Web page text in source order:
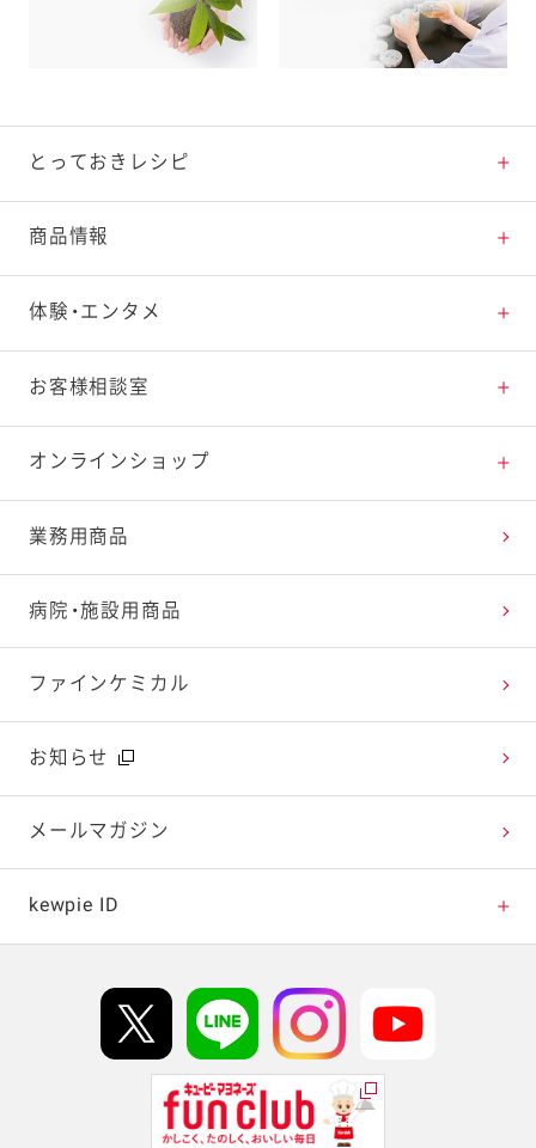
とっておきレシピ
とっておきレシピトップ
素材の知識
料理の基本
特集レシピ
レシピランキング
レシピ動画
今日のレシピギャラリー
商品情報
商品情報トップ
新商品・リニューアル品一覧
販売終了商品一覧
体験・エンタメ
体験・エンタメトップ
マヨテラス（見学施設）
オープンキッチン（工場見学）
深谷テラス ヤサイな仲間たちファーム
おたのしみコンテンツ
広告ギャラリー
テレビ・ラジオ
キャンペーン・イベント
お客様相談室
お客様相談室トップ
よくお寄せいただくご質問
お客様の声を活かしました
オンラインショップ
Qummy
キユーピーウエルネス
業務用商品
病院・施設用商品
ファインケミカル
お知らせ
メールマガジン
kewpie ID
Hi! kewpieについて
Qummyについて